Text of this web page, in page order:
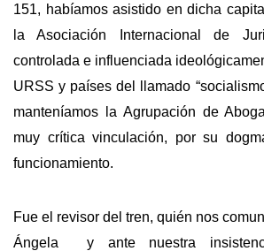
151, habíamos asistido en dicha
la Asociación Internacional de
controlada e influenciada
URSS y países del llamado
manteníamos la Agrupación de
muy crítica vinculación, por su
funcionamiento.
Fue el revisor del tren, quién nos
Ángela y ante nuestra